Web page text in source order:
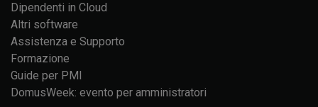
Dipendenti in Cloud
Altri software
Assistenza e Supporto
Formazione
Guide per PMI
DomusWeek: evento per amministratori